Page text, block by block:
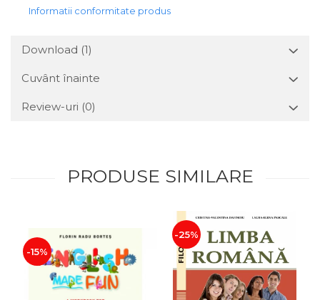
Informatii conformitate produs
Download (1)
Cuvânt înainte
Review-uri (0)
PRODUSE SIMILARE
-15%
-25%